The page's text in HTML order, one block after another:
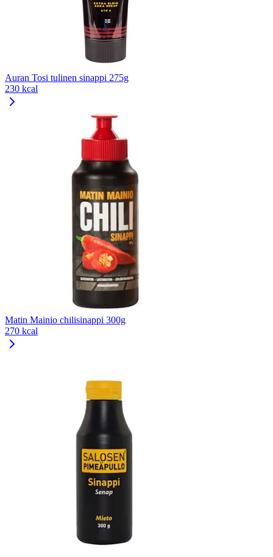
Auran Tosi tulinen sinappi 275g
230 kcal
Matin Mainio chilisinappi 300g
270 kcal